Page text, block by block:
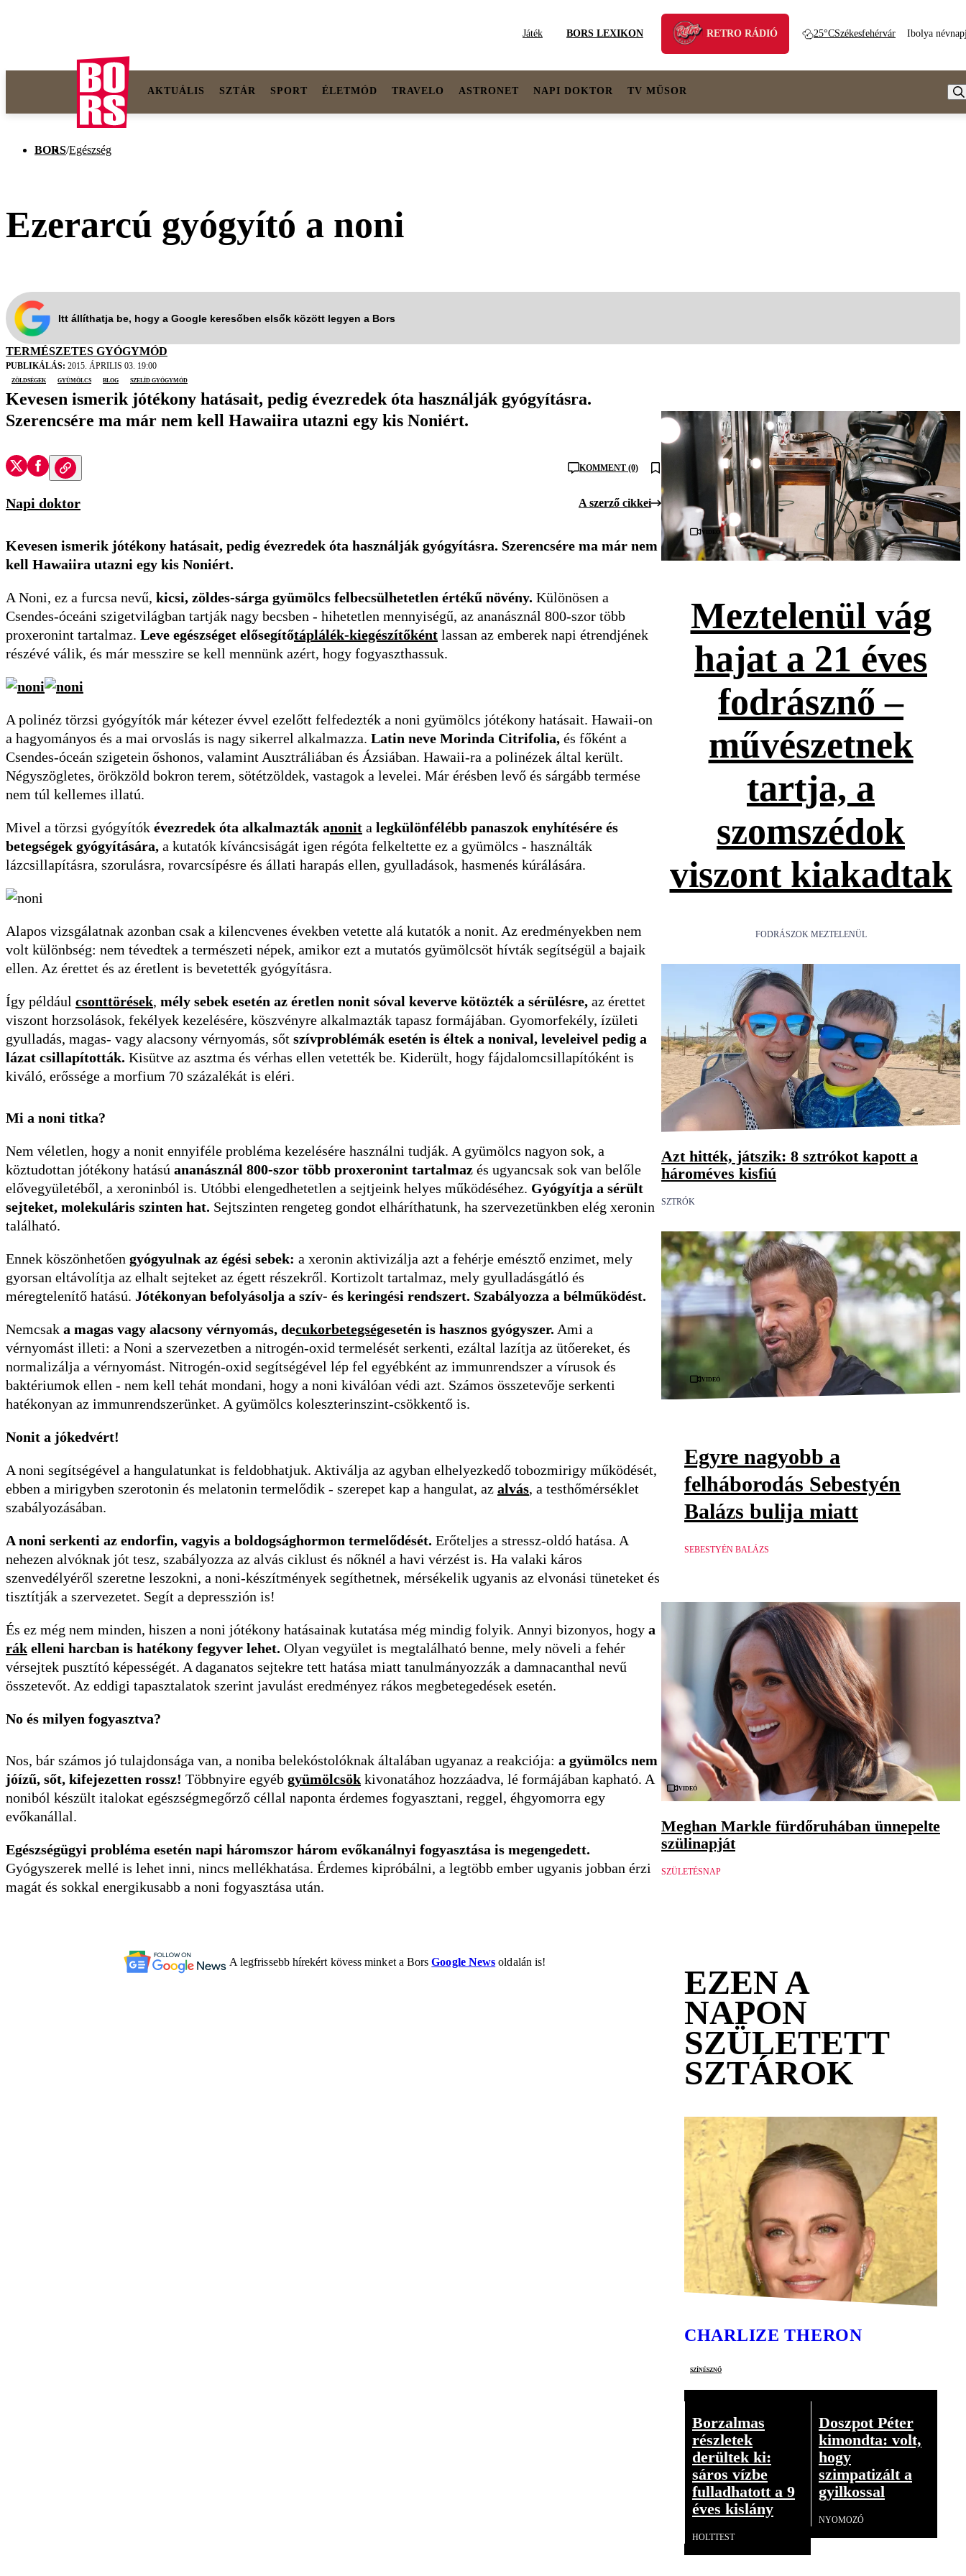
Játék BORS LEXIKON RETRO RÁDIÓ 25°CSzékesfehérvár Ibolya
AKTUÁLIS SZTÁR SPORT ÉLETMÓD TRAVELO ASTRONET NAPI DOKTOR TV MŰSOR
BORS/Egészség
Ezerarcú gyógyító a noni
Itt állíthatja be, hogy a Google keresőben elsők között legyen a Bors
TERMÉSZETES GYÓGYMÓD
PUBLIKÁLÁS: 2015. ÁPRILIS 03. 19:00
zöldségek
gyümölcs blog szelíd gyógymód
Kevesen ismerik jótékony hatásait, pedig évezredek óta használják gyógyításra.
Szerencsére ma már nem kell Hawaiira utazni egy kis Noniért.
KOMMENT (0)
Napi doktor A szerző cikkei
Kevesen ismerik jótékony hatásait, pedig évezredek óta használják gyógyításra. Szerencsére ma már nem
kell Hawaiira utazni egy kis Noniért.
A Noni, ez a furcsa nevű, kicsi, zöldes-sárga gyümölcs felbecsülhetetlen értékű növény. Különösen a
Csendes-óceáni szigetvilágban tartják nagy becsben - hihetetlen mennyiségű, az ananásznál 800-szor több
proxeronint tartalmaz. Leve egészséget elősegítőtáplálék-kiegészítőként lassan az emberek napi étrendjének
részévé válik, és már messzire se kell mennünk azért, hogy fogyaszthassuk.
A polinéz törzsi gyógyítók már kétezer évvel ezelőtt felfedezték a noni gyümölcs jótékony hatásait. Hawaii-on
a hagyományos és a mai orvoslás is nagy sikerrel alkalmazza. Latin neve Morinda Citrifolia, és főként a
Csendes-óceán szigetein őshonos, valamint Ausztráliában és Ázsiában. Hawaii-ra a polinézek által került.
Négyszögletes, örökzöld bokron terem, sötétzöldek, vastagok a levelei. Már érésben levő és sárgább termése
nem túl kellemes illatú.
Mivel a törzsi gyógyítók évezredek óta alkalmazták anonit a legkülönfélébb panaszok enyhítésére és
betegségek gyógyítására, a kutatók kíváncsiságát igen régóta felkeltette ez a gyümölcs - használták
lázcsillapításra, szorulásra, rovarcsípésre és állati harapás ellen, gyulladások, hasmenés kúrálására.
Alapos vizsgálatnak azonban csak a kilencvenes években vetette alá kutatók a nonit. Az eredményekben nem
volt különbség: nem tévedtek a természeti népek, amikor ezt a mutatós gyümölcsöt hívták segítségül a bajaik
ellen. Az érettet és az éretlent is bevetették gyógyításra.
Így például csonttörések, mély sebek esetén az éretlen nonit sóval keverve kötözték a sérülésre, az érettet
viszont horzsolások, fekélyek kezelésére, köszvényre alkalmazták tapasz formájában. Gyomorfekély, ízületi
gyulladás, magas- vagy alacsony vérnyomás, sőt szívproblémák esetén is éltek a nonival, leveleivel pedig a
lázat csillapították. Kisütve az asztma és vérhas ellen vetették be. Kiderült, hogy fájdalomcsillapítóként is
kiváló, erőssége a morfium 70 százalékát is eléri.
Mi a noni titka?
Nem véletlen, hogy a nonit ennyiféle probléma kezelésére használni tudják. A gyümölcs nagyon sok, a
köztudottan jótékony hatású ananásznál 800-szor több proxeronint tartalmaz és ugyancsak sok van belőle
elővegyületéből, a xeroninból is. Utóbbi elengedhetetlen a sejtjeink helyes működéséhez. Gyógyítja a sérült
sejteket, molekuláris szinten hat. Sejtszinten rengeteg gondot elháríthatunk, ha szervezetünkben elég xeronin
található.
Ennek köszönhetően gyógyulnak az égési sebek: a xeronin aktivizálja azt a fehérje emésztő enzimet, mely
gyorsan eltávolítja az elhalt sejteket az égett részekről. Kortizolt tartalmaz, mely gyulladásgátló és
méregtelenítő hatású. Jótékonyan befolyásolja a szív- és keringési rendszert. Szabályozza a bélműködést.
Nemcsak a magas vagy alacsony vérnyomás, decukorbetegségesetén is hasznos gyógyszer. Ami a
vérnyomást illeti: a Noni a szervezetben a nitrogén-oxid termelését serkenti, ezáltal lazítja az ütőereket, és
normalizálja a vérnyomást. Nitrogén-oxid segítségével lép fel egyébként az immunrendszer a vírusok és
baktériumok ellen - nem kell tehát mondani, hogy a noni kiválóan védi azt. Számos összetevője serkenti
hatékonyan az immunrendszerünket. A gyümölcs koleszterinszint-csökkentő is.
Nonit a jókedvért!
A noni segítségével a hangulatunkat is feldobhatjuk. Aktiválja az agyban elhelyezkedő tobozmirigy működését,
ebben a mirigyben szerotonin és melatonin termelődik - szerepet kap a hangulat, az alvás, a testhőmérséklet
szabályozásában.
A noni serkenti az endorfin, vagyis a boldogsághormon termelődését. Erőteljes a stressz-oldó hatása. A
nehezen alvóknak jót tesz, szabályozza az alvás ciklust és nőknél a havi vérzést is. Ha valaki káros
szenvedélyéről szeretne leszokni, a noni-készítmények segíthetnek, mérsékelik ugyanis az elvonási tüneteket és
tisztítják a szervezetet. Segít a depresszión is!
És ez még nem minden, hiszen a noni jótékony hatásainak kutatása még mindig folyik. Annyi bizonyos, hogy a
rák elleni harcban is hatékony fegyver lehet. Olyan vegyület is megtalálható benne, mely növeli a fehér
vérsejtek pusztító képességét. A daganatos sejtekre tett hatása miatt tanulmányozzák a damnacanthal nevű
összetevőt. Az eddigi tapasztalatok szerint javulást eredményez rákos megbetegedések esetén.
No és milyen fogyasztva?
Nos, bár számos jó tulajdonsága van, a noniba belekóstolóknak általában ugyanaz a reakciója: a gyümölcs nem
jóízű, sőt, kifejezetten rossz! Többnyire egyéb gyümölcsök kivonatához hozzáadva, lé formájában kapható. A
noniból készült italokat egészségmegőrző céllal naponta érdemes fogyasztani, reggel, éhgyomorra egy
evőkanállal.
Egészségügyi probléma esetén napi háromszor három evőkanálnyi fogyasztása is megengedett.
Gyógyszerek mellé is lehet inni, nincs mellékhatása. Érdemes kipróbálni, a legtöbb ember ugyanis jobban érzi
magát és sokkal energikusabb a noni fogyasztása után.
A legfrissebb hírekért kövess minket a BorsGoogle News oldalán is!
Videó
Meztelenül vág
hajat a 21 éves
fodrásznő –
művészetnek
tartja, a
szomszédok
viszont kiakadtak
FODRÁSZOK MEZTELENÜL
Azt hitték, játszik: 8 sztrókot kapott a
hároméves kisfiú
SZTRÓK
Videó
Egyre nagyobb a
felháborodás Sebestyén
Balázs bulija miatt
SEBESTYÉN BALÁZS
Videó
Meghan Markle fürdőruhában ünnepelte
szülinapját
SZÜLETÉSNAP
EZEN A
NAPON
SZÜLETETT
SZTÁROK
CHARLIZE THERON
színésznő
Borzalmas
részletek
derültek ki:
sáros vízbe
fulladhatott a 9
éves kislány
HOLTTEST
Doszpot Péter
kimondta: volt,
hogy
szimpatizált a
gyilkossal
NYOMOZÓ